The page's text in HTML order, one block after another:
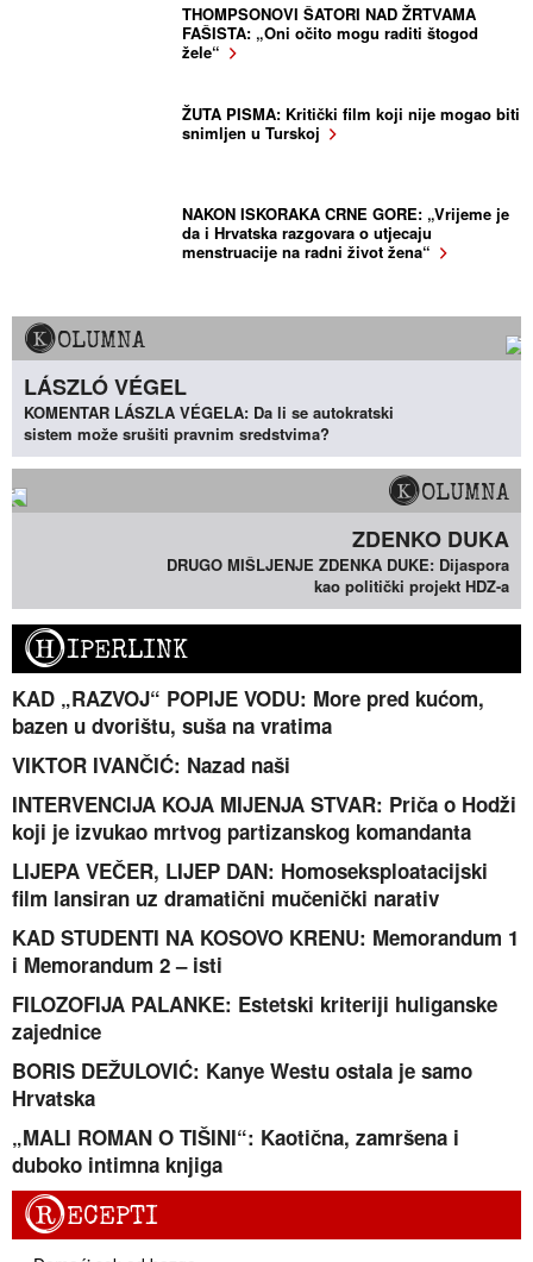
THOMPSONOVI ŠATORI NAD ŽRTVAMA
FAŠISTA: „Oni očito mogu raditi štogod
žele“
ŽUTA PISMA: Kritički film koji nije mogao biti
snimljen u Turskoj
NAKON ISKORAKA CRNE GORE: „Vrijeme je
da i Hrvatska razgovara o utjecaju
menstruacije na radni život žena“
KOLUMNA
LÁSZLÓ VÉGEL
KOMENTAR LÁSZLA VÉGELA: Da li se autokratski
sistem može srušiti pravnim sredstvima?
KOLUMNA
ZDENKO DUKA
DRUGO MIŠLJENJE ZDENKA DUKE: Dijaspora
kao politički projekt HDZ-a
HIPERLINK
KAD „RAZVOJ“ POPIJE VODU: More pred kućom,
bazen u dvorištu, suša na vratima
VIKTOR IVANČIĆ: Nazad naši
INTERVENCIJA KOJA MIJENJA STVAR: Priča o Hodži
koji je izvukao mrtvog partizanskog komandanta
LIJEPA VEČER, LIJEP DAN: Homoseksploatacijski
film lansiran uz dramatični mučenički narativ
KAD STUDENTI NA KOSOVO KRENU: Memorandum 1
i Memorandum 2 – isti
FILOZOFIJA PALANKE: Estetski kriteriji huliganske
zajednice
BORIS DEŽULOVIĆ: Kanye Westu ostala je samo
Hrvatska
„MALI ROMAN O TIŠINI“: Kaotična, zamršena i
duboko intimna knjiga
RECEPTI